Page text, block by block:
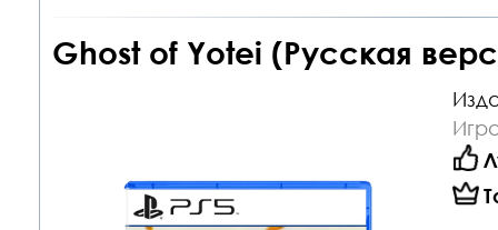
Ghost of Yotei (Русская